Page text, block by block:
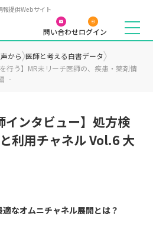
報提供Webサイト
問い合わせログイン
から 医師と考える白書データ
行う】MR未リーチ医師の、疾患・薬剤情
‐
インタビュー】処方検
利用チャネル Vol.6 大
なオムニチャネル展開とは？